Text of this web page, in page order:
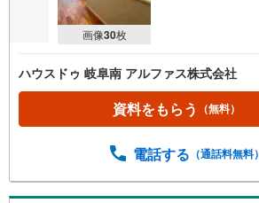
画像30枚
ハウスドゥ 岐阜南 アルファス株式会社
資料をもらう （無料）
電話する （通話料無料）